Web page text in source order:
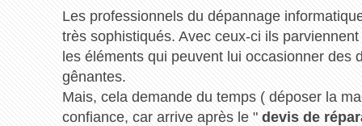
Les professionnels du dépannage
très sophistiqués. Avec ceux-ci ils
les éléments qui peuvent lui occasionner des
gênantes.
Mais, cela demande du temps ( déposer la
confiance, car arrive après le " devis de